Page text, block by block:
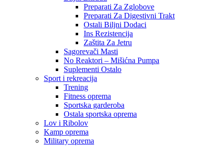
Preparati Za Zglobove
Preparati Za Digestivni Trakt
Ostali Biljni Dodaci
Ins Rezistencija
Zaštita Za Jetru
Sagorevači Masti
No Reaktori – Mišićna Pumpa
Suplementi Ostalo
Sport i rekreacija
Trening
Fitness oprema
Sportska garderoba
Ostala sportska oprema
Lov i Ribolov
Kamp oprema
Military oprema